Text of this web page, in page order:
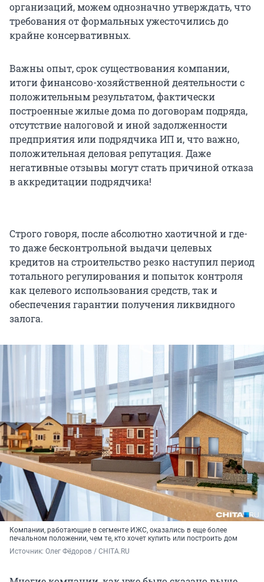
организаций, можем однозначно утверждать, что
требования от формальных ужесточились до
крайне консервативных.
Важны опыт, срок существования компании,
итоги финансово-хозяйственной деятельности с
положительным результатом, фактически
построенные жилые дома по договорам подряда,
отсутствие налоговой и иной задолженности
предприятия или подрядчика ИП и, что важно,
положительная деловая репутация. Даже
негативные отзывы могут стать причиной отказа
в аккредитации подрядчика!
Строго говоря, после абсолютно хаотичной и где-
то даже бесконтрольной выдачи целевых
кредитов на строительство резко наступил период
тотального регулирования и попыток контроля
как целевого использования средств, так и
обеспечения гарантии получения ликвидного
залога.
Компании, работающие в сегменте ИЖС, оказались в еще более
печальном положении, чем те, кто хочет купить или построить дом
Источник: Олег Фёдоров / CHITA.RU